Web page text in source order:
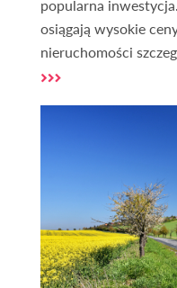
popularna
osiągają wysokie
nieruchomości
Obecnie większość
opłacalność zakupu
wciąż warto